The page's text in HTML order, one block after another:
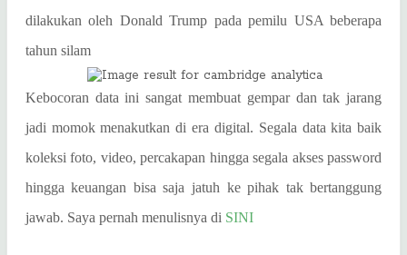
dilakukan oleh Donald Trump pada pemilu USA beberapa
tahun silam
Kebocoran data ini sangat membuat gempar dan tak jarang
jadi momok menakutkan di era digital. Segala data kita baik
koleksi foto, video, percakapan hingga segala akses password
hingga keuangan bisa saja jatuh ke pihak tak bertanggung
jawab. Saya pernah menulisnya di SINI